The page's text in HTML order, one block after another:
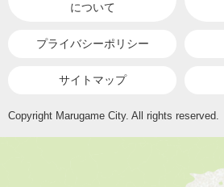
について
プライバシーポリシー
サイトマップ
Copyright Marugame City. All rights reserved.